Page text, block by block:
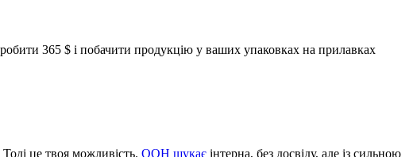
365 $ і побачити продукцію у ваших упаковках на прилавках
це твоя можливість. ООН шукає інтерна, без досвіду, але із сильною